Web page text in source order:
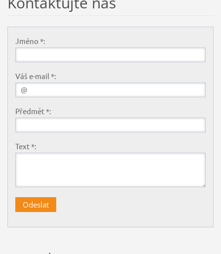
Jméno *:
Váš e-mail *:
Předmět *:
Text *: